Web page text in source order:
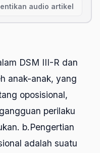
audio artikel
DSM III-R dan
anak-anak, yang
oposisional,
perilaku
b.Pengertian
adalah suatu